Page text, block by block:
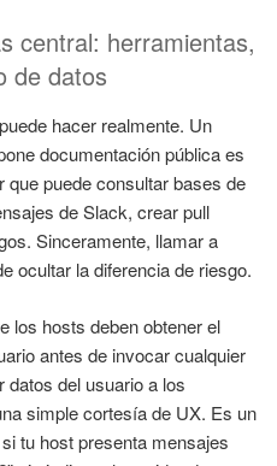
central: herramientas,
de datos
hacer realmente. Un
documentación pública es
puede consultar bases de
de Slack, crear pull
Sinceramente, llamar a
ocultar la diferencia de riesgo.
los hosts deben obtener el
antes de invocar cualquier
datos del usuario a los
simple cortesía de UX. Es un
tu host presenta mensajes